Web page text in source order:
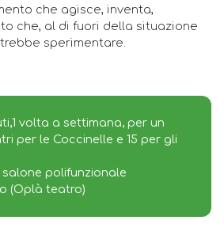
che agisce, inventa,
che, al di fuori della situazione
sperimentare.
volta a settimana, per un
per le Coccinelle e 15 per gli
salone polifunzionale
(Oplà teatro)